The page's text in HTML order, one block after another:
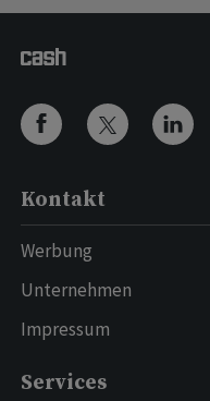
Kontakt
Werbung
Unternehmen
Impressum
Services